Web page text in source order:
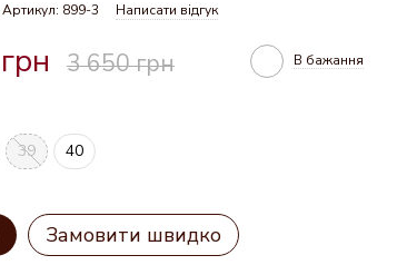
Артикул: 899-3 Написати відгук
3 650 грн В бажання
39 40
Замовити швидко